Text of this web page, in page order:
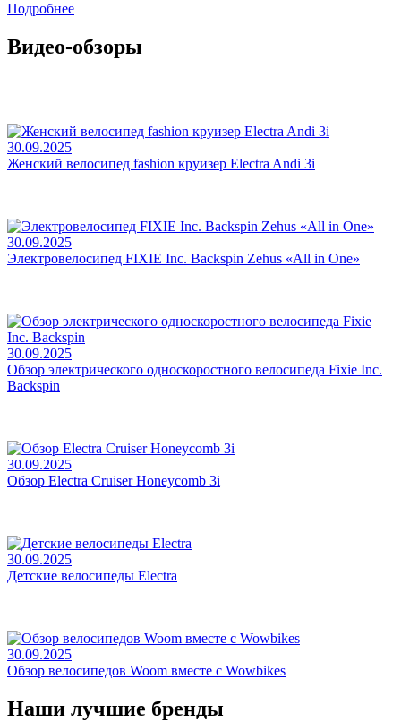
Подробнее
Видео-обзоры
30.09.2025
Женский велосипед fashion круизер Electra Andi 3i
30.09.2025
Электровелосипед FIXIE Inc. Backspin Zehus «All in One»
30.09.2025
Обзор электрического односкоростного велосипеда Fixie Inc.
Backspin
30.09.2025
Обзор Electra Cruiser Honeycomb 3i
30.09.2025
Детские велосипеды Electra
30.09.2025
Обзор велосипедов Woom вместе с Wowbikes
Наши лучшие бренды